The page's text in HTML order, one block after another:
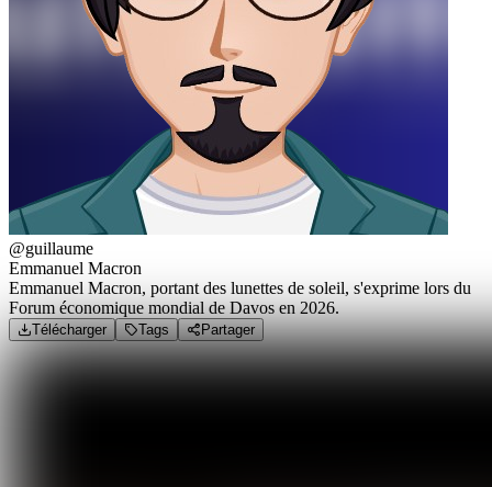
@guillaume
Emmanuel Macron
Emmanuel Macron, portant des lunettes de soleil, s'exprime lors du
Forum économique mondial de Davos en 2026.
Télécharger Tags Partager